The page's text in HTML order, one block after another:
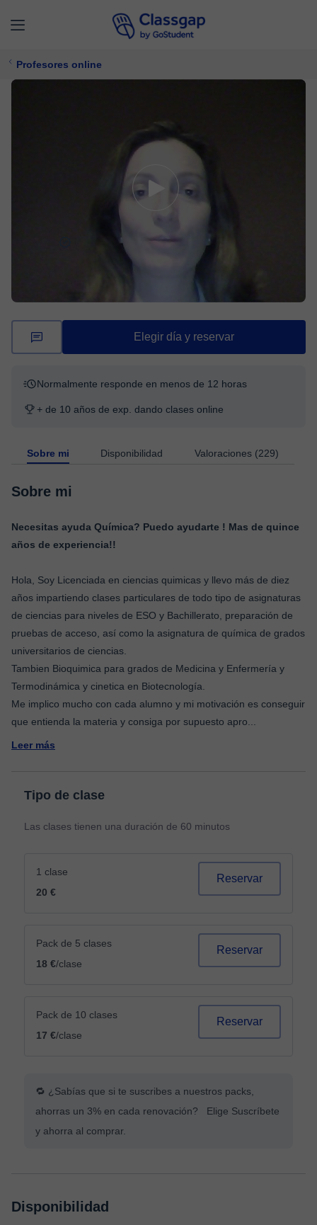
Profesores online
475 clases
Elegir día y reservar
Normalmente responde en menos de 12 horas
+ de 10 años de exp. dando clases online
Sobre mi Disponibilidad Valoraciones (229)
Sobre mi
Necesitas ayuda Química? Puedo ayudarte ! Mas de quince
años de experiencia!!
Hola, Soy Licenciada en ciencias quimicas y llevo más de diez
años impartiendo clases particulares de todo tipo de asignaturas
de ciencias para niveles de ESO y Bachillerato, preparación de
pruebas de acceso, así como la asignatura de química de grados
universitarios de ciencias.
Tambien Bioquimica para grados de Medicina y Enfermería y
Termodinámica y cinetica en Biotecnología.
Me implico mucho con cada alumno y mi motivación es conseguir
que entienda la materia y consiga por supuesto apro
Leer más
Tipo de clase
Las clases tienen una duración de 60 minutos
1 clase
20 €
Reservar
Pack de 5 clases
18 €/clase
Reservar
Pack de 10 clases
17 €/clase
Reservar
🔁 ¿Sabías que si te suscribes a nuestros packs,
ahorras un 3% en cada renovación? Elige Suscríbete
y ahorra al comprar.
Disponibilidad